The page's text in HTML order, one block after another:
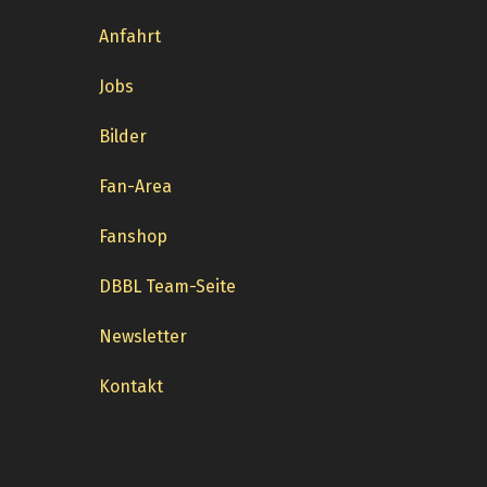
Anfahrt
Jobs
Bilder
Fan-Area
Fanshop
DBBL Team-Seite
Newsletter
Kontakt